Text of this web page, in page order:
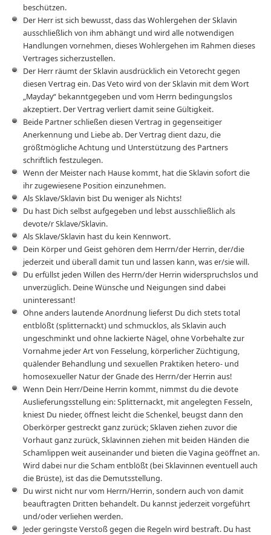
beschützen.
Der Herr ist sich bewusst, dass das Wohlergehen der Sklavin
ausschließlich von ihm abhängt und wird alle notwendigen
Handlungen vornehmen, dieses Wohlergehen im Rahmen dieses
Vertrages sicherzustellen.
Der Herr räumt der Sklavin ausdrücklich ein Vetorecht gegen
diesen Vertrag ein. Das Veto wird von der Sklavin mit dem Wort
„Mayday“ bekanntgegeben und vom Herrn bedingungslos
akzeptiert. Der Vertrag verliert damit seine Gültigkeit.
Beide Partner schließen diesen Vertrag in gegenseitiger
Anerkennung und Liebe ab. Der Vertrag dient dazu, die
größtmögliche Achtung und Unterstützung des Partners
schriftlich festzulegen.
Wenn der Meister nach Hause kommt, hat die Sklavin sofort die
ihr zugewiesene Position einzunehmen.
Als Sklave/Sklavin bist Du weniger als Nichts!
Du hast Dich selbst aufgegeben und lebst ausschließlich als
devote/r Sklave/Sklavin.
Als Sklave/Sklavin hast du kein Kennwort.
Dein Körper und Geist gehören dem Herrn/der Herrin, der/die
jederzeit und überall damit tun und lassen kann, was er/sie will.
Du erfüllst jeden Willen des Herrn/der Herrin widerspruchslos und
unverzüglich. Deine Wünsche und Neigungen sind dabei
uninteressant!
Ohne anders lautende Anordnung lieferst Du dich stets total
entblößt (splitternackt) und schmucklos, als Sklavin auch
ungeschminkt und ohne lackierte Nägel, ohne Vorbehalte zur
Vornahme jeder Art von Fesselung, körperlicher Züchtigung,
quälender Behandlung und sexuellen Praktiken hetero- und
homosexueller Natur der Gnade des Herrn/der Herrin aus!
Wenn Dein Herr/Deine Herrin kommt, nimmst du die devote
Auslieferungsstellung ein: Splitternackt, mit angelegten Fesseln,
kniest Du nieder, öffnest leicht die Schenkel, beugst dann den
Oberkörper gestreckt ganz zurück; Sklaven ziehen zuvor die
Vorhaut ganz zurück, Sklavinnen ziehen mit beiden Händen die
Schamlippen weit auseinander und bieten die Vagina geöffnet an.
Wird dabei nur die Scham entblößt (bei Sklavinnen eventuell auch
die Brüste), ist das die Demutsstellung.
Du wirst nicht nur vom Herrn/Herrin, sondern auch von damit
beauftragten Dritten behandelt. Du kannst jederzeit vorgeführt
und/oder verliehen werden.
Jeder geringste Verstoß gegen die Regeln wird bestraft. Du hast